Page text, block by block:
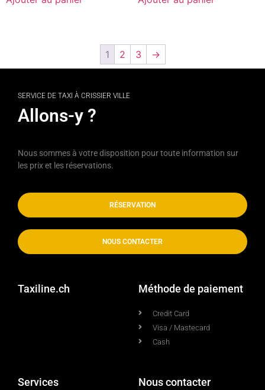
1 2 3 →
SERVICE DE TAXI À CRISSIER VILLE
Allons-y ?
Nous sommes à votre disposition pour toute information sur
les prix et les réservations.
RÉSERVATION
NOUS CONTACTER
Taxiline.ch Méthode de paiement
Credit Card
Visa / Mastecard
Cash
Services Nous contacter